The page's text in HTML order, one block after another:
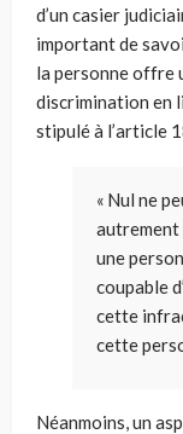
d’un casier
important de
la personne offre
discrimination en
stipulé à l’article
« Nul ne
autrement
une
coupable
cette
cette
Néanmoins, un